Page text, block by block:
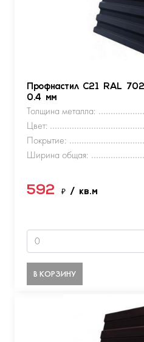
Профнастил С21 RAL
0.4 мм
Толщина металла:
Цвет:
Покрытие:
Ширина общая:
592 ₽ / кв.м
В КОРЗИНУ